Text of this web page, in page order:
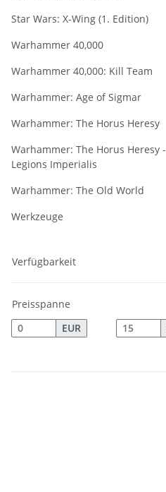
Star Wars: X-Wing (1. Edition)
Warhammer 40,000
Warhammer 40,000: Kill Team
Warhammer: Age of Sigmar
Warhammer: The Horus Heresy
Warhammer: The Horus Heresy -
Legions Imperialis
Warhammer: The Old World
Werkzeuge
Verfügbarkeit
Preisspanne
EUR